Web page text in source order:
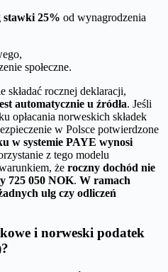
stawki 25% od wynagrodzenia
społeczne.
składać rocznej deklaracji,
automatycznie u źródła. Jeśli
opłacania norweskich składek
w Polsce potwierdzone
w systemie PAYE wynosi
z tego modelu
że roczny dochód nie
725 050 NOK. W ramach
ulg czy odliczeń
i norweski podatek